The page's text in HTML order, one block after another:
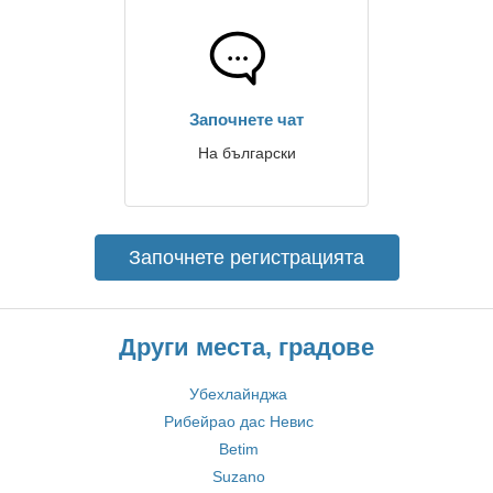
Започнете чат
На български
Започнете регистрацията
Други места, градове
Убехлайнджа
Рибейрао дас Невис
Betim
Suzano